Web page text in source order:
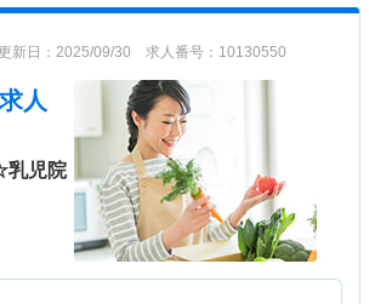
新日：2025/09/30 求人番号：10130550
人
乳児院